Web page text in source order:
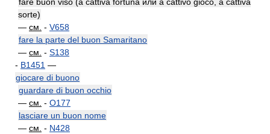
sorte)
— см. - V658
fare la parte del buon Samaritano
— см. - S138
- B1451 —
giocare di buono
guardare di buon occhio
— см. - O177
lasciare un buon nome
— см. - N428